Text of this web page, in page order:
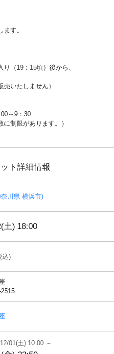
す。
（19：15頃）後から、
いたしません）
～9：30
制限があります。）
ト詳細情報
川県 横浜市)
土) 18:00
込)
01(土) 10:00 ～